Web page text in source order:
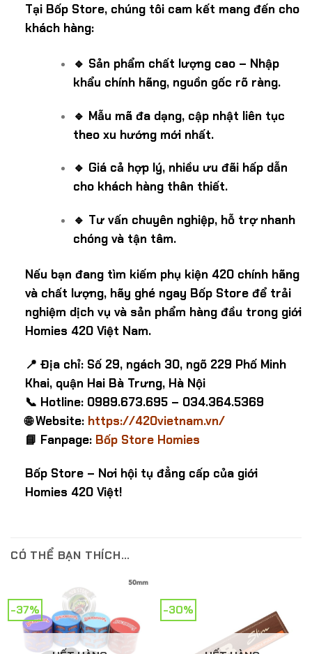
Tại Bốp Store, chúng tôi cam kết mang đến cho
khách hàng:
🔹 Sản phẩm chất lượng cao – Nhập
khẩu chính hãng, nguồn gốc rõ ràng.
🔹 Mẫu mã đa dạng, cập nhật liên tục
theo xu hướng mới nhất.
🔹 Giá cả hợp lý, nhiều ưu đãi hấp dẫn
cho khách hàng thân thiết.
🔹 Tư vấn chuyên nghiệp, hỗ trợ nhanh
chóng và tận tâm.
Nếu bạn đang tìm kiếm phụ kiện 420 chính hãng
và chất lượng, hãy ghé ngay Bốp Store để trải
nghiệm dịch vụ và sản phẩm hàng đầu trong giới
Homies 420 Việt Nam.
📍 Địa chỉ: Số 29, ngách 30, ngõ 229 Phố Minh
Khai, quận Hai Bà Trưng, Hà Nội
📞 Hotline: 0989.673.695 – 034.364.5369
🌐 Website: https://420vietnam.vn/
📘 Fanpage: Bốp Store Homies
Bốp Store – Nơi hội tụ đẳng cấp của giới
Homies 420 Việt!
CÓ THỂ BẠN THÍCH…
-37% -30%